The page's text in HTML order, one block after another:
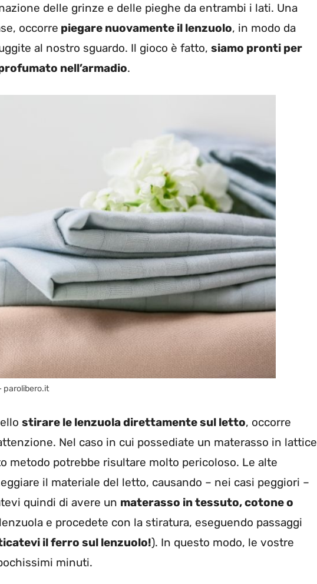
delle grinze e delle pieghe da entrambi i lati. Una
occorre piegare nuovamente il lenzuolo, in modo da
al nostro sguardo. Il gioco è fatto, siamo pronti per
nell’armadio.
parolibero.it
stirare le lenzuola direttamente sul letto, occorre
Nel caso in cui possediate un materasso in lattice
metodo potrebbe risultare molto pericoloso. Le alte
il materiale del letto, causando – nei casi peggiori –
quindi di avere un materasso in tessuto, cotone o
e procedete con la stiratura, eseguendo passaggi
il ferro sul lenzuolo!). In questo modo, le vostre
minuti.